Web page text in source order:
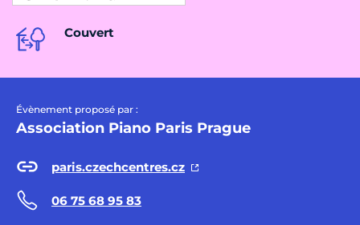
Couvert
Évènement proposé par :
Association Piano Paris Prague
paris.czechcentres.cz
06 75 68 95 83